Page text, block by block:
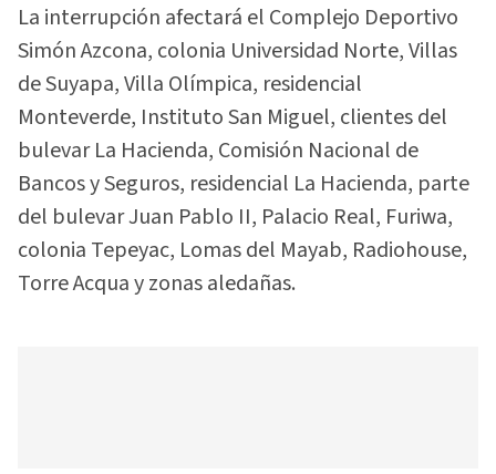
La interrupción afectará el Complejo Deportivo
Simón Azcona, colonia Universidad Norte, Villas
de Suyapa, Villa Olímpica, residencial
Monteverde, Instituto San Miguel, clientes del
bulevar La Hacienda, Comisión Nacional de
Bancos y Seguros, residencial La Hacienda, parte
del bulevar Juan Pablo II, Palacio Real, Furiwa,
colonia Tepeyac, Lomas del Mayab, Radiohouse,
Torre Acqua y zonas aledañas.